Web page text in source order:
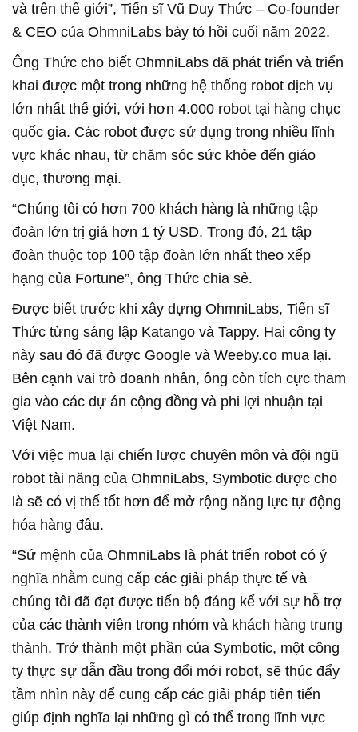
và trên thế giới”, Tiến sĩ Vũ Duy Thức – Co-founder
& CEO của OhmniLabs bày tỏ hồi cuối năm 2022.
Ông Thức cho biết OhmniLabs đã phát triển và triển
khai được một trong những hệ thống robot dịch vụ
lớn nhất thế giới, với hơn 4.000 robot tại hàng chục
quốc gia. Các robot được sử dụng trong nhiều lĩnh
vực khác nhau, từ chăm sóc sức khỏe đến giáo
dục, thương mại.
“Chúng tôi có hơn 700 khách hàng là những tập
đoàn lớn trị giá hơn 1 tỷ USD. Trong đó, 21 tập
đoàn thuộc top 100 tập đoàn lớn nhất theo xếp
hạng của Fortune”, ông Thức chia sẻ.
Được biết trước khi xây dựng OhmniLabs, Tiến sĩ
Thức từng sáng lập Katango và Tappy. Hai công ty
này sau đó đã được Google và Weeby.co mua lại.
Bên cạnh vai trò doanh nhân, ông còn tích cực tham
gia vào các dự án cộng đồng và phi lợi nhuận tại
Việt Nam.
Với việc mua lại chiến lược chuyên môn và đội ngũ
robot tài năng của OhmniLabs, Symbotic được cho
là sẽ có vị thế tốt hơn để mở rộng năng lực tự động
hóa hàng đầu.
“Sứ mệnh của OhmniLabs là phát triển robot có ý
nghĩa nhằm cung cấp các giải pháp thực tế và
chúng tôi đã đạt được tiến bộ đáng kể với sự hỗ trợ
của các thành viên trong nhóm và khách hàng trung
thành. Trở thành một phần của Symbotic, một công
ty thực sự dẫn đầu trong đổi mới robot, sẽ thúc đẩy
tầm nhìn này để cung cấp các giải pháp tiên tiến
giúp định nghĩa lại những gì có thể trong lĩnh vực